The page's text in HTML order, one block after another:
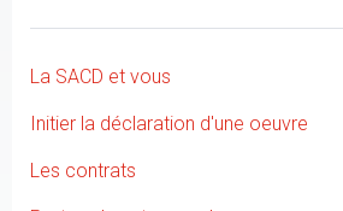
La SACD et vous
Initier la déclaration d'une oeuvre
Les contrats